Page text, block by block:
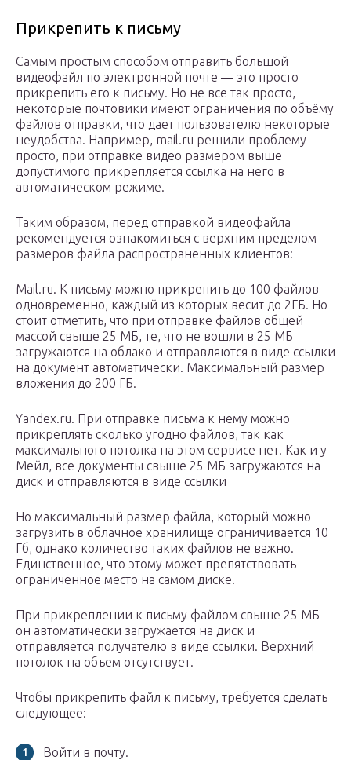
Прикрепить к письму
Самым простым способом отправить большой
видеофайл по электронной почте — это просто
прикрепить его к письму. Но не все так просто,
некоторые почтовики имеют ограничения по объёму
файлов отправки, что дает пользователю некоторые
неудобства. Например, mail.ru решили проблему
просто, при отправке видео размером выше
допустимого прикрепляется ссылка на него в
автоматическом режиме.
Таким образом, перед отправкой видеофайла
рекомендуется ознакомиться с верхним пределом
размеров файла распространенных клиентов:
Mail.ru. К письму можно прикрепить до 100 файлов
одновременно, каждый из которых весит до 2ГБ. Но
стоит отметить, что при отправке файлов общей
массой свыше 25 МБ, те, что не вошли в 25 МБ
загружаются на облако и отправляются в виде ссылки
на документ автоматически. Максимальный размер
вложения до 200 ГБ.
Yandex.ru. При отправке письма к нему можно
прикреплять сколько угодно файлов, так как
максимального потолка на этом сервисе нет. Как и у
Мейл, все документы свыше 25 МБ загружаются на
диск и отправляются в виде ссылки
Но максимальный размер файла, который можно
загрузить в облачное хранилище ограничивается 10
Гб, однако количество таких файлов не важно.
Единственное, что этому может препятствовать —
ограниченное место на самом диске.
При прикреплении к письму файлом свыше 25 МБ
он автоматически загружается на диск и
отправляется получателю в виде ссылки. Верхний
потолок на объем отсутствует.
Чтобы прикрепить файл к письму, требуется сделать
следующее:
Войти в почту.